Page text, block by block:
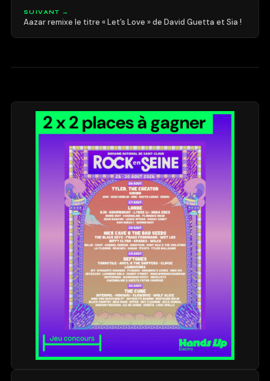
SUIVANT →
Aazar remixe le titre « Let’s Love » de David Guetta et Sia !